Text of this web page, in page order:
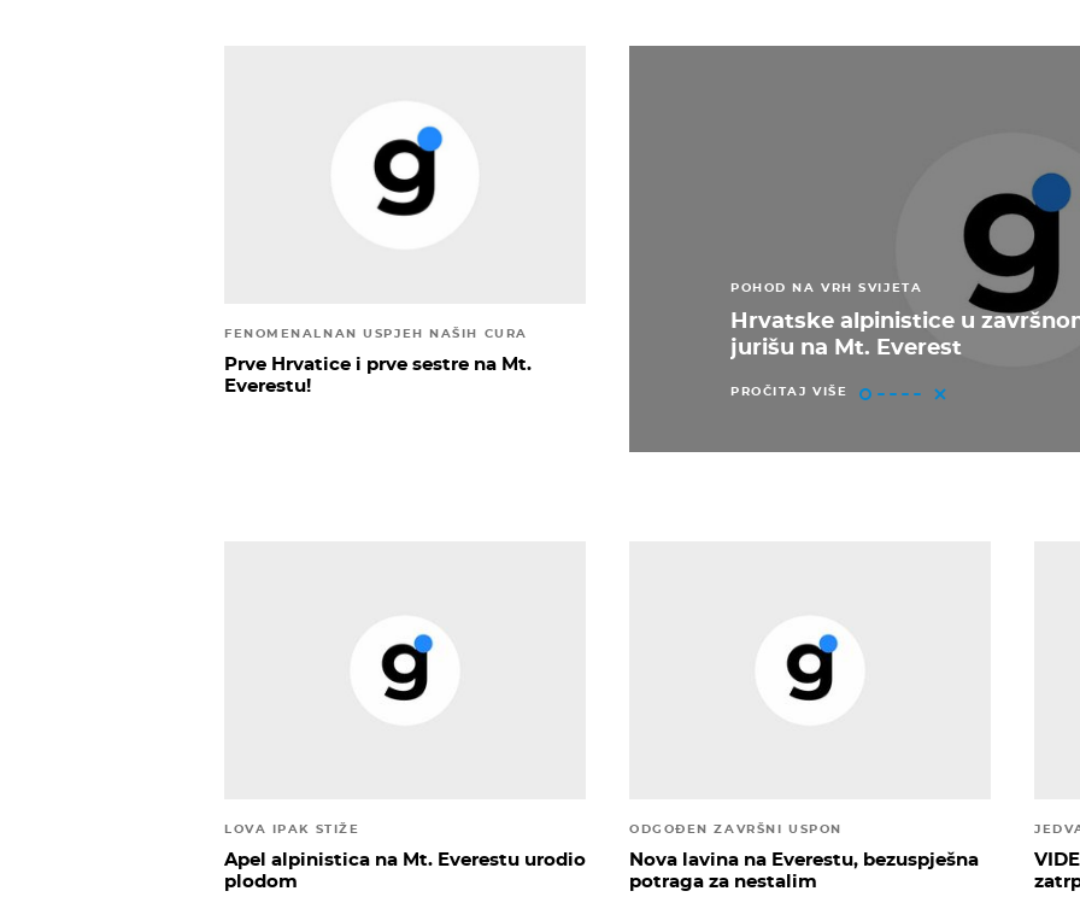
FENOMENALNAN USPJEH NAŠIH CURA
Prve Hrvatice i prve sestre na Mt.
Everestu!
POHOD NA VRH SVIJETA
Hrvatske alpinistice u
jurišu na Mt. Everest
PROČITAJ VIŠE
LOVA IPAK STIŽE
Apel alpinistica na Mt. Everestu urodio
plodom
ODGOĐEN ZAVRŠNI USPON
Nova lavina na Everestu, bezuspješna
potraga za nestalim